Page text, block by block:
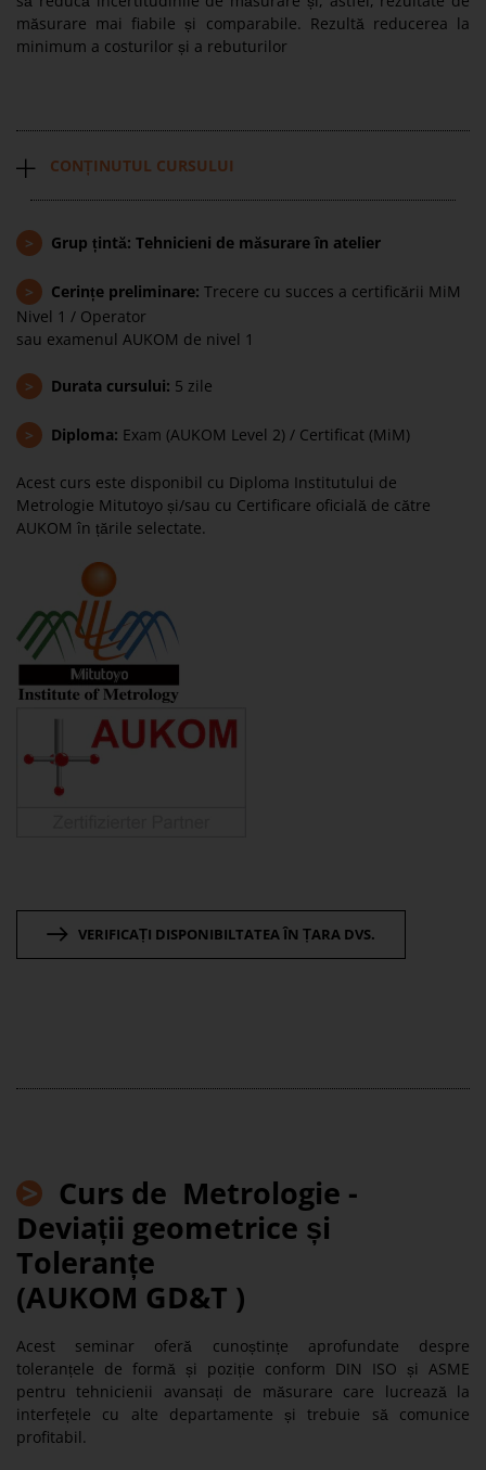
măsurare mai fiabile și comparabile. Rezultă reducerea la
minimum a costurilor și a rebuturilor
CONȚINUTUL CURSULUI
> Grup țintă: Tehnicieni de măsurare în atelier
> Cerințe preliminare: Trecere cu succes a certificării MiM
Nivel 1 / Operator
sau examenul AUKOM de nivel 1
> Durata cursului: 5 zile
> Diploma: Exam (AUKOM Level 2) / Certificat (MiM)
Acest curs este disponibil cu Diploma Institutului de
Metrologie Mitutoyo și/sau cu Certificare oficială de către
AUKOM în țările selectate.
VERIFICAȚI DISPONIBILTATEA ÎN ȚARA DVS.
> Curs de Metrologie -
Deviații geometrice și
Toleranțe
(AUKOM GD&T )
Acest seminar oferă cunoștințe aprofundate despre
toleranțele de formă și poziție conform DIN ISO și ASME
pentru tehnicienii avansați de măsurare care lucrează la
interfețele cu alte departamente și trebuie să comunice
profitabil.